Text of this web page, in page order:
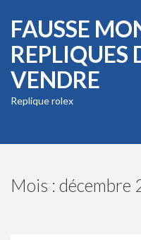
FAUSSE
REPLIQUES
VENDRE
Replique rolex
Mois : décembre